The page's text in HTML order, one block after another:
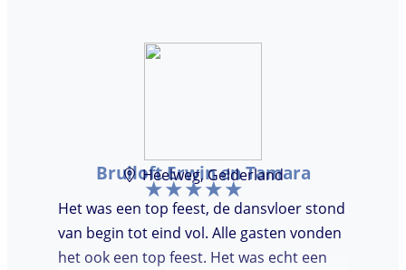
over de DJ. Bij deze Marcel, top gedaan en
Bruiloft Erwin en Tamara
Heelweg, Gelderland
Het was een top feest, de dansvloer stond
van begin tot eind vol. Alle gasten vonden
het ook een top feest. Het was echt een